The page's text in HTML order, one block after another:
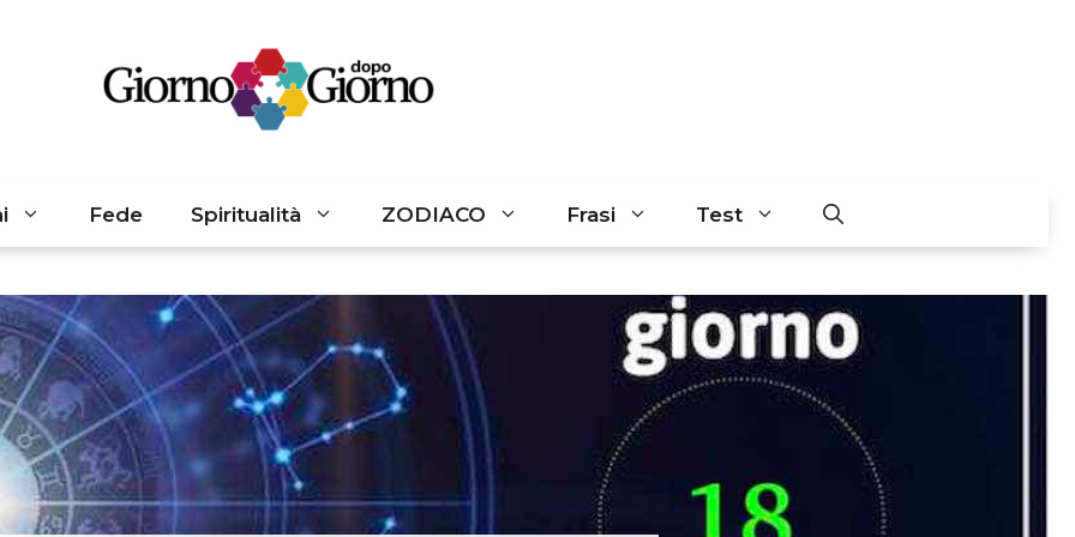
Fede Spiritualità ZODIACO Frasi Test